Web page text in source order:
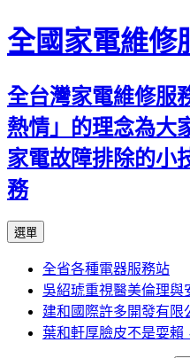
全國家電維修
全台灣家電維修服
熱情」的理念為大
家電故障排除的小
務
選單
主
要
內
容
全省各種電器服務站
吳紹琥重視醫美倫理與
建和國際許多開發有限
葉和軒厚臉皮不是耍賴